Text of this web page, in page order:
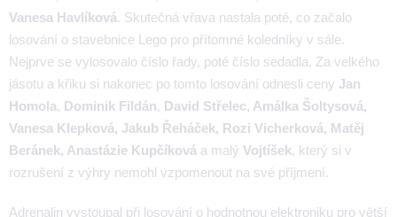
Vanesa Havlíková. Skutečná vřava nastala poté, co začalo
losování o stavebnice Lego pro přítomné koledníky v sále.
Nejprve se vylosovalo číslo řady, poté číslo sedadla. Za velkého
jásotu a křiku si nakonec po tomto losování odnesli ceny Jan
Homola, Dominik Fildán, David Střelec, Amálka Šoltysová,
Vanesa Klepková, Jakub Řeháček, Rozi Vicherková, Matěj
Beránek, Anastázie Kupčíková a malý Vojtíšek, který si v
rozrušení z výhry nemohl vzpomenout na své příjmení.
Adrenalin vystoupal při losování o hodnotnou elektroniku pro větší